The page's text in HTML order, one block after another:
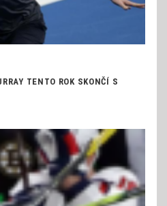
TENTO ROK SKONČÍ S